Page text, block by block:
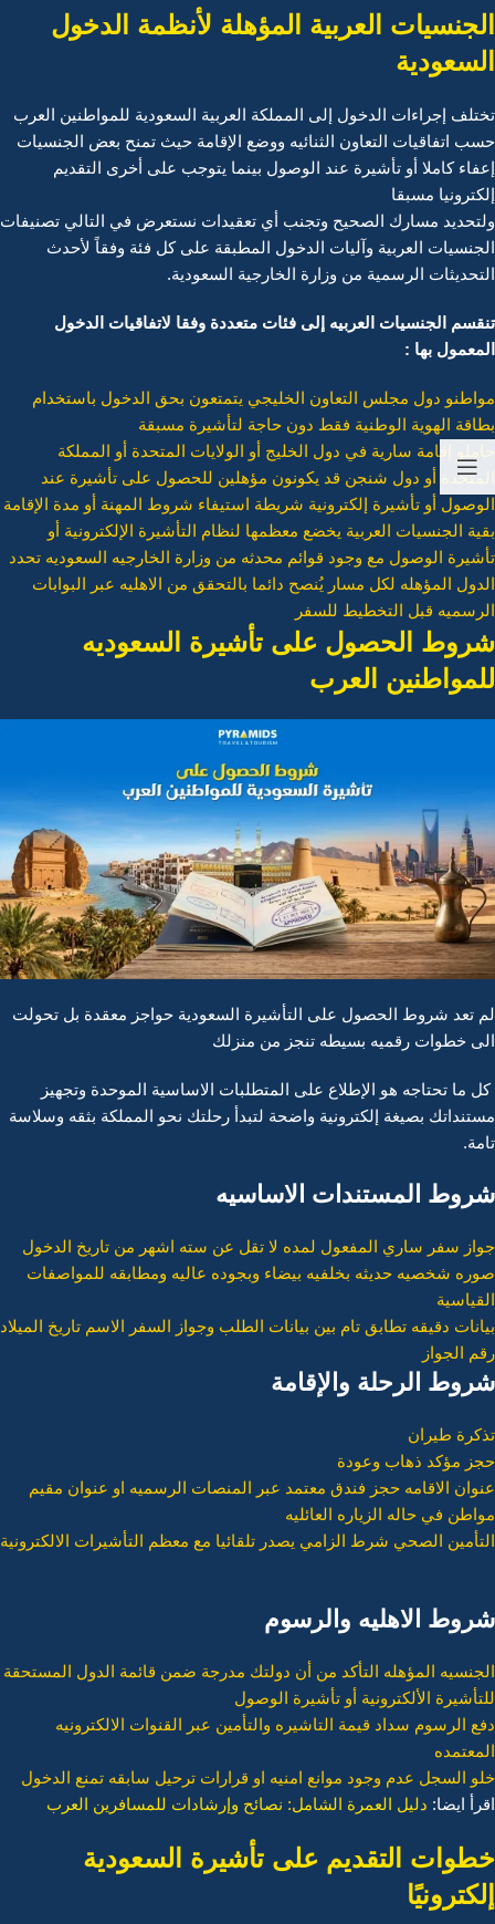
الجنسيات العربية المؤهلة لأنظمة الدخول
السعودية
تختلف إجراءات الدخول إلى المملكة العربية السعودية للمواطنين العرب
حسب اتفاقيات التعاون الثنائيه ووضع الإقامة حيث تمنح بعض الجنسيات
إعفاء كاملا أو تأشيرة عند الوصول بينما يتوجب على أخرى التقديم
إلكترونيا مسبقا
ولتحديد مسارك الصحيح وتجنب أي تعقيدات نستعرض في التالي تصنيفات
الجنسيات العربية وآليات الدخول المطبقة على كل فئة وفقاً لأحدث
التحديثات الرسمية من وزارة الخارجية السعودية.
تنقسم الجنسيات العربيه إلى فئات متعددة وفقا لاتفاقيات الدخول
المعمول بها :
مواطنو دول مجلس التعاون الخليجي يتمتعون بحق الدخول باستخدام
بطاقة الهوية الوطنية فقط دون حاجة لتأشيرة مسبقة
حاملو إقامة سارية في دول الخليج أو الولايات المتحدة أو المملكة
المتحدة أو دول شنجن قد يكونون مؤهلين للحصول على تأشيرة عند
الوصول أو تأشيرة إلكترونية شريطة استيفاء شروط المهنة أو مدة الإقامة
بقية الجنسيات العربية يخضع معظمها لنظام التأشيرة الإلكترونية أو
تأشيرة الوصول مع وجود قوائم محدثه من وزارة الخارجيه السعوديه تحدد
الدول المؤهله لكل مسار يُنصح دائما بالتحقق من الاهليه عبر البوابات
الرسميه قبل التخطيط للسفر
شروط الحصول على تأشيرة السعوديه
للمواطنين العرب
لم تعد شروط الحصول على التأشيرة السعودية حواجز معقدة بل تحولت
الى خطوات رقميه بسيطه تنجز من منزلك
كل ما تحتاجه هو الإطلاع على المتطلبات الاساسية الموحدة وتجهيز
مستنداتك بصيغة إلكترونية واضحة لتبدأ رحلتك نحو المملكة بثقه وسلاسة
تامة.
شروط المستندات الاساسيه
جواز سفر ساري المفعول لمده لا تقل عن سته اشهر من تاريخ الدخول
صوره شخصيه حديثه بخلفيه بيضاء وبجوده عاليه ومطابقه للمواصفات
القياسية
بيانات دقيقه تطابق تام بين بيانات الطلب وجواز السفر الاسم تاريخ الميلاد
رقم الجواز
شروط الرحلة والإقامة
تذكرة طيران
حجز مؤكد ذهاب وعودة
عنوان الاقامه حجز فندق معتمد عبر المنصات الرسميه او عنوان مقيم
مواطن في حاله الزياره العائليه
التأمين الصحي شرط الزامي يصدر تلقائيا مع معظم التأشيرات الالكترونية
شروط الاهليه والرسوم
الجنسيه المؤهله التأكد من أن دولتك مدرجة ضمن قائمة الدول المستحقة
للتأشيرة الألكترونية أو تأشيرة الوصول
دفع الرسوم سداد قيمة التاشيره والتأمين عبر القنوات الالكترونيه
المعتمده
خلو السجل عدم وجود موانع امنيه او قرارات ترحيل سابقه تمنع الدخول
اقرأ ايضا: دليل العمرة الشامل: نصائح وإرشادات للمسافرين العرب
خطوات التقديم على تأشيرة السعودية
إلكترونيًا